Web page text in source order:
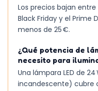
Los precios bajan entre
Black Friday y el Prime
menos de 25 €.
¿Qué potencia de
necesito para
Una lámpara LED de
incandescente) cubre